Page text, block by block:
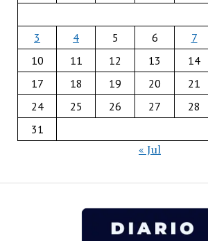
3
4 5 6 7
10
11 12 13 14
17
18 19 20 21
24
25 26 27 28
31
« Jul